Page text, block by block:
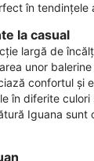
în
la casual
largă de
unor
confortul și
în diferite
Iguana